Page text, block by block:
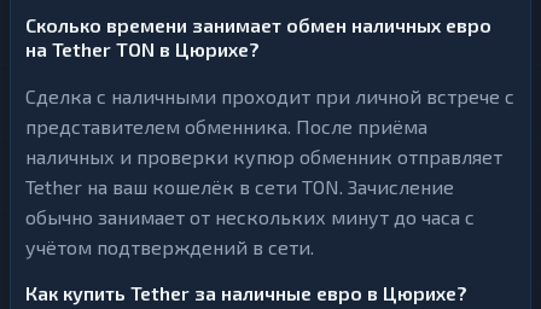
Сколько времени занимает обмен наличных евро
на Tether TON в Цюрихе?
Сделка с наличными проходит при личной встрече с
представителем обменника. После приёма
наличных и проверки купюр обменник отправляет
Tether на ваш кошелёк в сети TON. Зачисление
обычно занимает от нескольких минут до часа с
учётом подтверждений в сети.
Как купить Tether за наличные евро в Цюрихе?